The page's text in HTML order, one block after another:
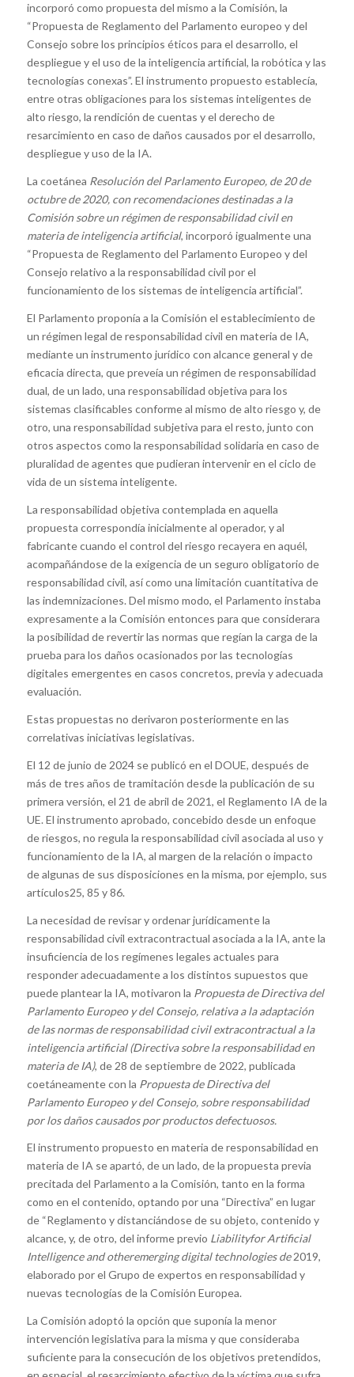
incorporó como propuesta del mismo a la Comisión, la
“Propuesta de Reglamento del Parlamento europeo y del
Consejo sobre los principios éticos para el desarrollo, el
despliegue y el uso de la inteligencia artificial, la robótica y las
tecnologías conexas”. El instrumento propuesto establecía,
entre otras obligaciones para los sistemas inteligentes de
alto riesgo, la rendición de cuentas y el derecho de
resarcimiento en caso de daños causados por el desarrollo,
despliegue y uso de la IA.
La coetánea Resolución del Parlamento Europeo, de 20 de
octubre de 2020, con recomendaciones destinadas a la
Comisión sobre un régimen de responsabilidad civil en
materia de inteligencia artificial, incorporó igualmente una
“Propuesta de Reglamento del Parlamento Europeo y del
Consejo relativo a la responsabilidad civil por el
funcionamiento de los sistemas de inteligencia artificial”.
El Parlamento proponía a la Comisión el establecimiento de
un régimen legal de responsabilidad civil en materia de IA,
mediante un instrumento jurídico con alcance general y de
eficacia directa, que preveía un régimen de responsabilidad
dual, de un lado, una responsabilidad objetiva para los
sistemas clasificables conforme al mismo de alto riesgo y, de
otro, una responsabilidad subjetiva para el resto, junto con
otros aspectos como la responsabilidad solidaria en caso de
pluralidad de agentes que pudieran intervenir en el ciclo de
vida de un sistema inteligente.
La responsabilidad objetiva contemplada en aquella
propuesta correspondía inicialmente al operador, y al
fabricante cuando el control del riesgo recayera en aquél,
acompañándose de la exigencia de un seguro obligatorio de
responsabilidad civil, así como una limitación cuantitativa de
las indemnizaciones. Del mismo modo, el Parlamento instaba
expresamente a la Comisión entonces para que considerara
la posibilidad de revertir las normas que regían la carga de la
prueba para los daños ocasionados por las tecnologías
digitales emergentes en casos concretos, previa y adecuada
evaluación.
Estas propuestas no derivaron posteriormente en las
correlativas iniciativas legislativas.
El 12 de junio de 2024 se publicó en el DOUE, después de
más de tres años de tramitación desde la publicación de su
primera versión, el 21 de abril de 2021, el Reglamento IA de la
UE. El instrumento aprobado, concebido desde un enfoque
de riesgos, no regula la responsabilidad civil asociada al uso y
funcionamiento de la IA, al margen de la relación o impacto
de algunas de sus disposiciones en la misma, por ejemplo, sus
artículos25, 85 y 86.
La necesidad de revisar y ordenar jurídicamente la
responsabilidad civil extracontractual asociada a la IA, ante la
insuficiencia de los regímenes legales actuales para
responder adecuadamente a los distintos supuestos que
puede plantear la IA, motivaron la Propuesta de Directiva del
Parlamento Europeo y del Consejo, relativa a la adaptación
de las normas de responsabilidad civil extracontractual a la
inteligencia artificial (Directiva sobre la responsabilidad en
materia de IA), de 28 de septiembre de 2022, publicada
coetáneamente con la Propuesta de Directiva del
Parlamento Europeo y del Consejo, sobre responsabilidad
por los daños causados por productos defectuosos.
El instrumento propuesto en materia de responsabilidad en
materia de IA se apartó, de un lado, de la propuesta previa
precitada del Parlamento a la Comisión, tanto en la forma
como en el contenido, optando por una “Directiva” en lugar
de “Reglamento y distanciándose de su objeto, contenido y
alcance, y, de otro, del informe previo Liabilityfor Artificial
Intelligence and otheremerging digital technologies de2019,
elaborado por el Grupo de expertos en responsabilidad y
nuevas tecnologías de la Comisión Europea.
La Comisión adoptó la opción que suponía la menor
intervención legislativa para la misma y que consideraba
suficiente para la consecución de los objetivos pretendidos,